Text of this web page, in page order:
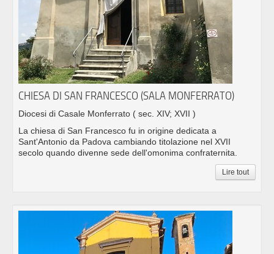
CHIESA DI SAN FRANCESCO (SALA MONFERRATO)
Diocesi di Casale Monferrato ( sec. XIV; XVII )
La chiesa di San Francesco fu in origine dedicata a
Sant'Antonio da Padova cambiando titolazione nel XVII
secolo quando divenne sede dell'omonima confraternita.
Lire tout